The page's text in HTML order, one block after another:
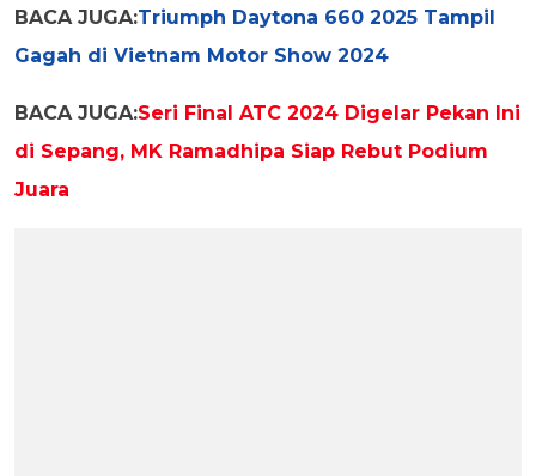
BACA JUGA:Triumph Daytona 660 2025 Tampil
Gagah di Vietnam Motor Show 2024
BACA JUGA:Seri Final ATC 2024 Digelar Pekan Ini
di Sepang, MK Ramadhipa Siap Rebut Podium
Juara